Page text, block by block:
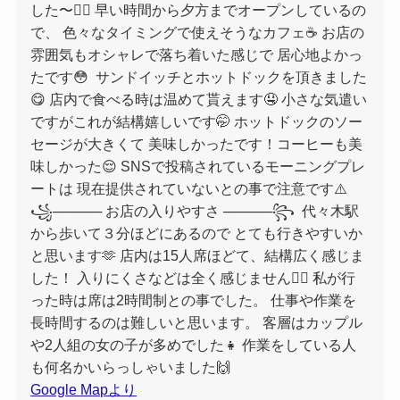
した〜🚶‍♀️ 早い時間から夕方までオープンしているの
で、 色々なタイミングで使えそうなカフェ☕️ お店の
雰囲気もオシャレで落ち着いた感じで 居心地よかっ
たです😳 ⁡ サンドイッチとホットドックを頂きました
😋 店内で食べる時は温めて貰えます🤤 小さな気遣い
ですがこれが結構嬉しいです🤭 ホットドックのソー
セージが大きくて 美味しかったです！コーヒーも美
味しかった😌 SNSで投稿されているモーニングプレ
ートは 現在提供されていないとの事で注意です⚠️ ⁡
꧁───── お店の入りやすさ ─────꧂ ⁡ 代々木駅
から歩いて３分ほどにあるので とても行きやすいか
と思います🫶 店内は15人席ほどて、結構広く感じま
した！ 入りにくさなどは全く感じません🙆‍♀️ 私が行
った時は席は2時間制との事でした。 仕事や作業を
長時間するのは難しいと思います。 客層はカップル
や2人組の女の子が多めでした👧 作業をしている人
も何名かいらっしゃいました🙌
Google Mapより